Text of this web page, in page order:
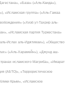
«База» («Аль-Каида»),
«Исламская группа» («Аль-Гамаа
(«Хизб ут-Тахрир аль-
«Исламская партия Туркестана»
Ислах аль-Иджтимаи»), «Общество
(«Аль-Харамейн»), «Джунд аш-
исламского Магриба», «Имарат
(АБТО)», «Террористическое
Крым», «Исламское